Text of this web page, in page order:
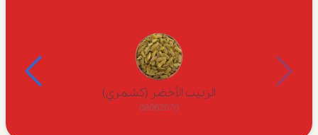
الزبيب الأخضر (كشمري)
08062070